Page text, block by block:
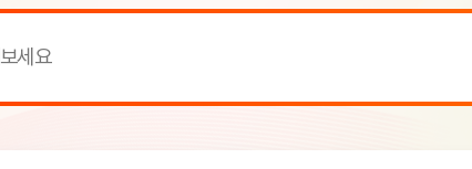
[서비스점검] KOCW 서비스 점검 안내(7월 24일 19:00 ~ 7월...